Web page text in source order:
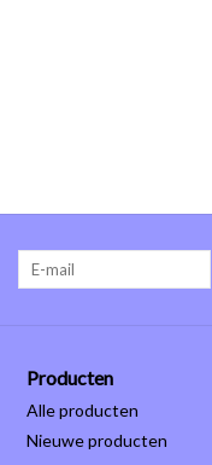
Producten
Alle producten
Nieuwe producten